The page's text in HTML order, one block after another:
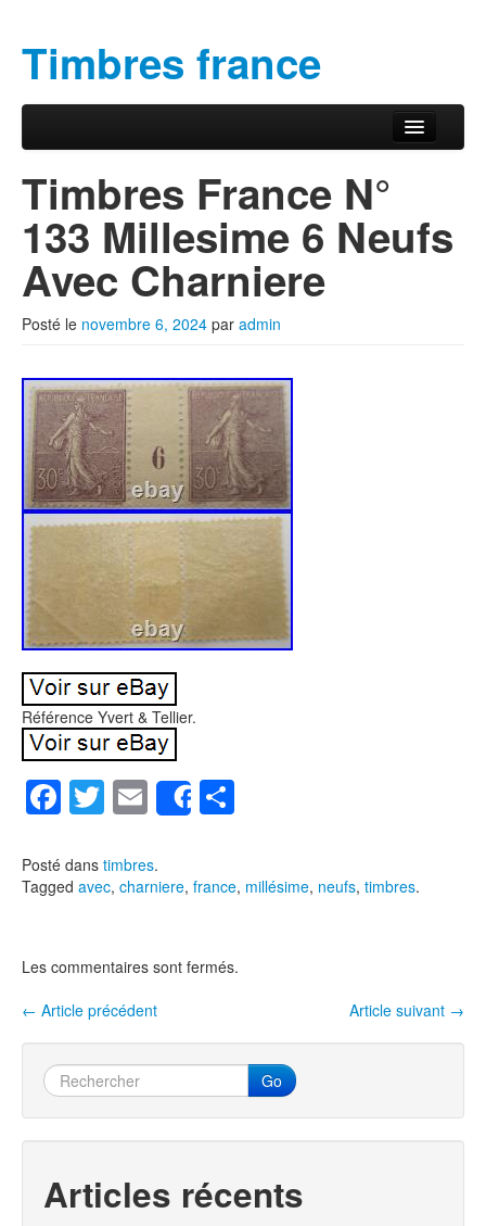
Timbres france
Menu principal
Timbres France N°
133 Millesime 6 Neufs
Avec Charniere
Posté le novembre 6, 2024 par admin
Référence Yvert & Tellier.
F
c
e
o
o
k
T
tt
er
E
m
ail
Share
ta
g
Posté dans timbres.
Tagged avec, charniere, france, millésime, neufs, timbres.
Les commentaires sont fermés.
Navigation entre les articles
Article suivant →
← Article précédent
Go
Articles récents